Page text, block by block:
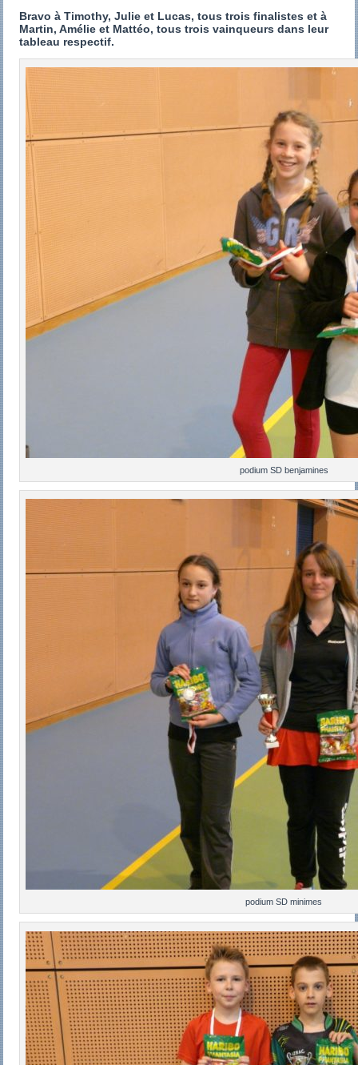
Bravo à Timothy, Julie et Lucas, tous trois finalistes et à
Martin, Amélie et Mattéo, tous trois vainqueurs dans leur
tableau respectif.
podium SD benjamines
podium SD minimes